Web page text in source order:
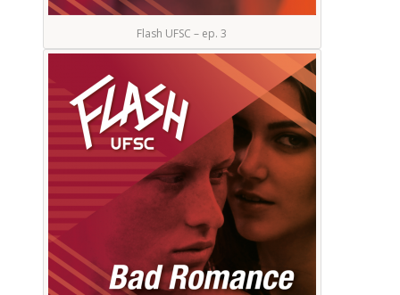
Flash UFSC – ep. 3